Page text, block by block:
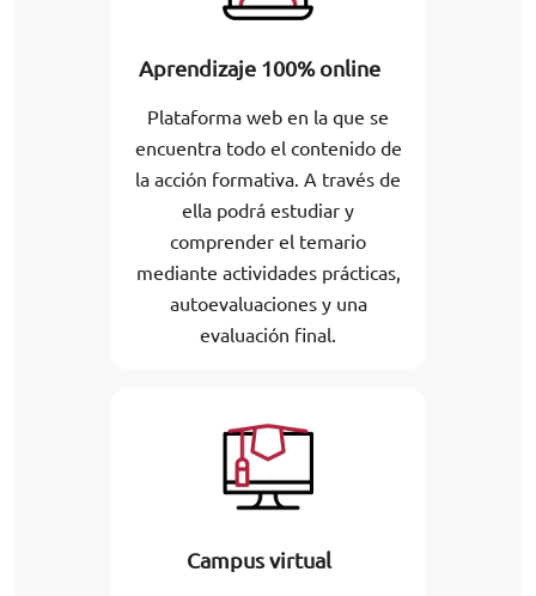
Aprendizaje 100% online
Plataforma web en la que se
encuentra todo el contenido de
la acción formativa. A través de
ella podrá estudiar y
comprender el temario
mediante actividades prácticas,
autoevaluaciones y una
evaluación final.
Campus virtual